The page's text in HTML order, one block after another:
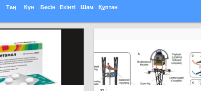
Таң Күн Бесін Екінті Шам Құптан